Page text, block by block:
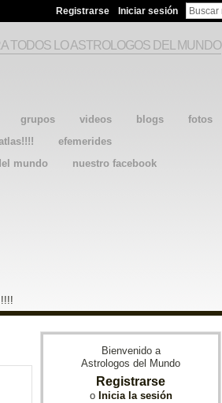
Registrarse Iniciar sesión
grupos videos blogs
fotos
efemerides
mundo
nuestro facebook
TODOS LO ASTROLOGOS DEL MUNDO
Bienvenido a
Astrologos del Mundo
Registrarse
o Inicia la sesión